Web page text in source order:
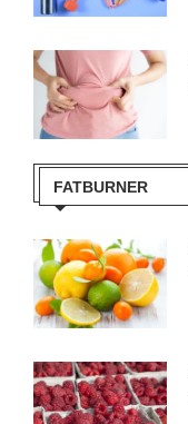
FATBURNER